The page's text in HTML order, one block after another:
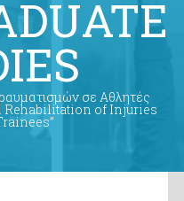
σε Αθλητές
Rehabilitation of Injuries